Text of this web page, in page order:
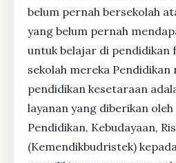
belum pernah bersekolah
yang belum pernah
untuk belajar di pendidikan
sekolah mereka
pendidikan kesetaraan
layanan yang diberikan
Pendidikan, Kebudayaan,
(Kemendikbudristek)